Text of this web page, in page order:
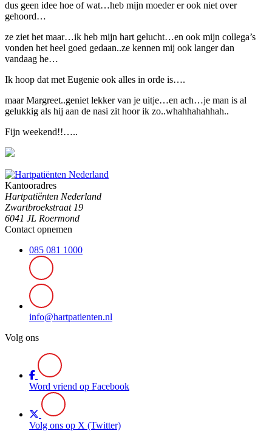
dus geen idee hoe of wat…heb mijn moeder er ook niet over
gehoord…
ze ziet het maar…ik heb mijn hart gelucht…en ook mijn collega’s
vonden het heel goed gedaan..ze kennen mij ook langer dan
vandaag he…
Ik hoop dat met Eugenie ook alles in orde is….
maar Margreet..geniet lekker van je uitje…en ach…je man is al
gelukkig als hij aan de nasi zit hoor ik zo..whahhahahhah..
Fijn weekend!!…..
Kantooradres
Hartpatiënten Nederland
Zwartbroekstraat 19
6041 JL Roermond
Contact opnemen
085 081 1000
info@hartpatienten.nl
Volg ons
Word vriend op Facebook
Volg ons op X (Twitter)